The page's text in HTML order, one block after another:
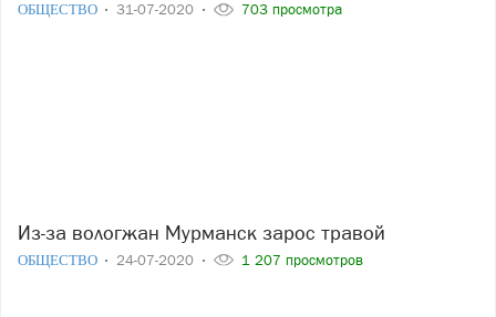
ОБЩЕСТВО 31-07-2020 703 просмотра
Из-за вологжан Мурманск зарос травой
ОБЩЕСТВО 24-07-2020 1 207 просмотров